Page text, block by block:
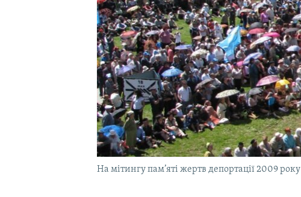
На мітингу пам’яті жертв депортації 2009 року